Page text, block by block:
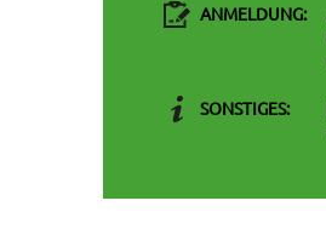
ANMELDUNG:
SONSTIGES: